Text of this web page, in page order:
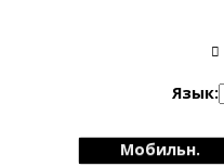
Язык:
Мобильн.